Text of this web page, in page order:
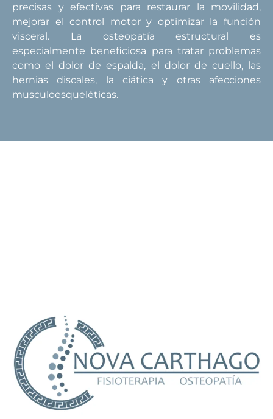
precisas y efectivas para restaurar la movilidad,
mejorar el control motor y optimizar la función
visceral. La osteopatía estructural es
especialmente beneficiosa para tratar problemas
como el dolor de espalda, el dolor de cuello, las
hernias discales, la ciática y otras afecciones
musculoesqueléticas.